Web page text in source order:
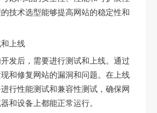
技术选型能够提高网站的稳定性和
上线
发后，需要进行测试和上线。通过
和修复网站的漏洞和问题。在上线
行性能测试和兼容性测试，确保网
和设备上都能正常运行。